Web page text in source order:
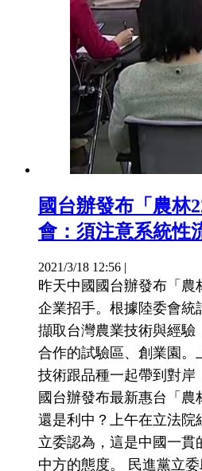
國台辦發布「農林
會：須注意系統性
2021/3/18 12:56 |
昨天中國國台辦發布「農
企業招手。根據陸委會統
擷取台灣農業技術與經驗
合作的試驗區、創業園。
技術跟品種一起帶到對岸
國台辦發布最新惠台「農
還是利中？上午在立法院
立委認為，這是中國一貫
中方的態度。 民進黨立